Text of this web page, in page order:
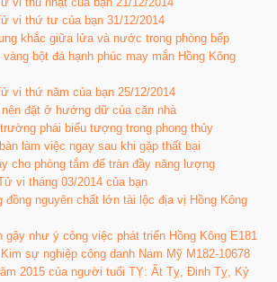
vi thứ tư của bạn 31/12/2014
khắc giữa lửa và nước trong phòng bếp
bột đá hạnh phúc may mắn Hồng Kông
vi thứ năm của bạn 25/12/2014
đặt ở hướng dữ của căn nhà
phái biểu tượng trong phong thủy
làm việc ngay sau khi gặp thất bại
cho phòng tắm để tràn đầy năng lượng
vi tháng 03/2014 của bạn
đồng nguyên chất lớn tài lộc địa vị Hồng Kông
gậy như ý công việc phát triển Hồng Kông E181
sự nghiệp công danh Nam Mỹ M182-10678
2015 của người tuổi TỴ: Ất Tỵ, Đinh Tỵ, Kỷ